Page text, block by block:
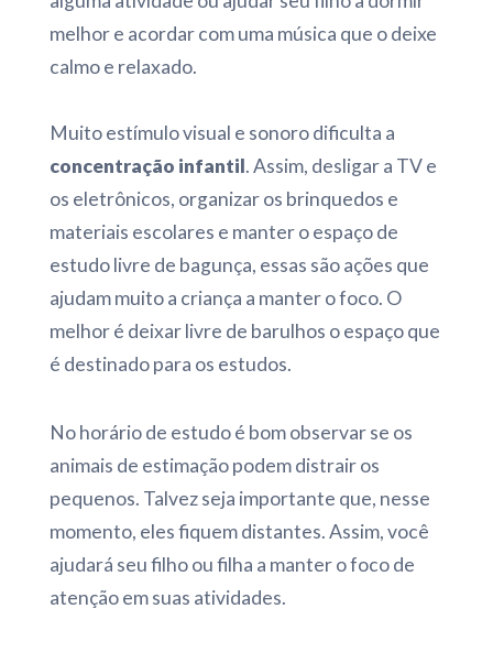
melhor e acordar com uma música que o deixe
calmo e relaxado.
Muito estímulo visual e sonoro dificulta a
concentração infantil. Assim, desligar a TV e
os eletrônicos, organizar os brinquedos e
materiais escolares e manter o espaço de
estudo livre de bagunça, essas são ações que
ajudam muito a criança a manter o foco. O
melhor é deixar livre de barulhos o espaço que
é destinado para os estudos.
No horário de estudo é bom observar se os
animais de estimação podem distrair os
pequenos. Talvez seja importante que, nesse
momento, eles fiquem distantes. Assim, você
ajudará seu filho ou filha a manter o foco de
atenção em suas atividades.